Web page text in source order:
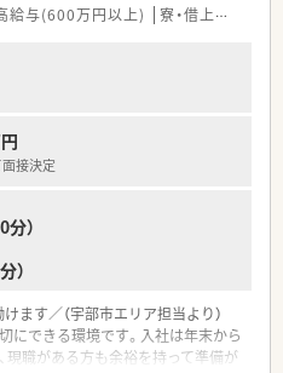
を大切にしている成長企業です。
いるため、転勤の心配をすることな
てキャリアを築くことが可能で
な対応と風通しの良さが魅力で、現
づくりを行う社風があります。
温かい雰囲気の職場で、現場の意見
大きな特徴のひとつです。
ムワークが非常に良く、困ったとき
り、焦ることなく自分のペースを守
を追求できる素晴らしい職場で
給与(600万円以上) 寮・借上社宅あり
接決定
）
）
ます／（宇部市エリア担当より）
にできる環境です。入社は年末から
現職がある方も余裕を持って準備が